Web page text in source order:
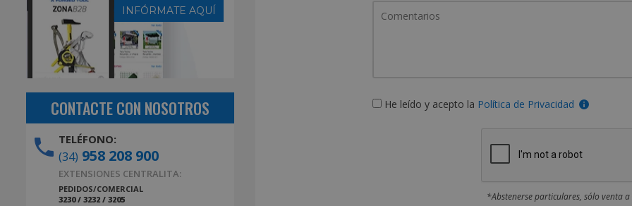
He leído y acepto la Política de Privacidad
*Abstenerse particulares, sólo venta
INFÓRMATE AQUÍ
CONTACTE CON NOSOTROS
TELÉFONO:
(34) 958 208 900
EXTENSIONES CENTRALITA:
PEDIDOS/COMERCIAL
3230 / 3232 / 3205